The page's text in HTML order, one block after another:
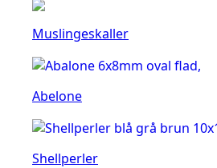
Muslingeskaller
Abelone
Shellperler